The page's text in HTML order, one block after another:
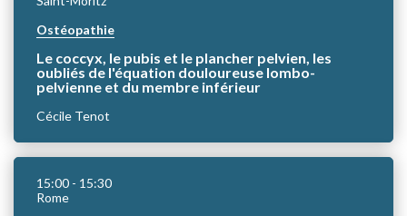
Ostéopathie
Le coccyx, le pubis et le plancher pelvien, les
oubliés de l'équation douloureuse lombo-
pelvienne et du membre inférieur
Cécile Tenot
15:00 - 15:30
Rome